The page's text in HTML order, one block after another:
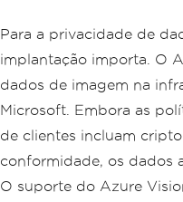
Para a privacidade de
implantação importa. O
dados de imagem na
Microsoft. Embora as
de clientes incluam
conformidade, os dados
O suporte do Azure